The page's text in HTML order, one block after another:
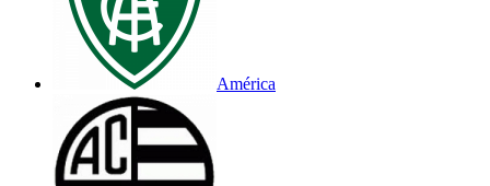
América